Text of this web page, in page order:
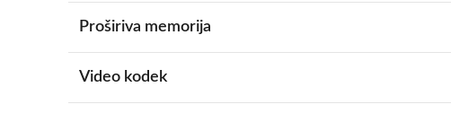
Proširiva memorija
Video kodek